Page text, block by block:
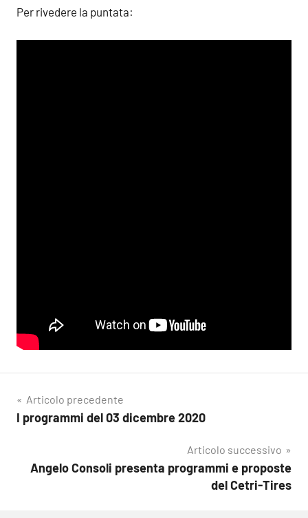
Per rivedere la puntata:
Navigazione
articoli
Articolo precedente
I programmi del 03 dicembre 2020
Articolo successivo
Angelo Consoli presenta programmi e proposte
del Cetri-Tires